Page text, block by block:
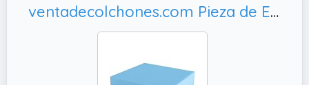
ventadecolchones.com Pieza de Espuma a Medida 60 x 120 x 10 cm - Densidad 25 kg/m3 Extrafirme, sillas